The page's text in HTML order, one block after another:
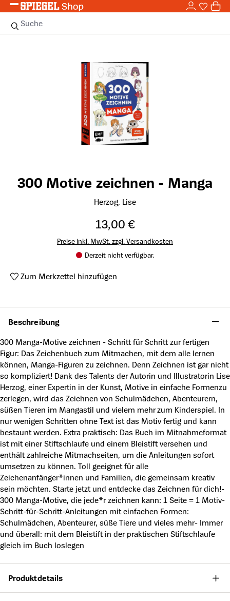
Zum Hauptinhalt springen 0
Suche
300 Motive zeichnen - Manga
Herzog, Lise
13,00 €
Preise inkl. MwSt. zzgl. Versandkosten
Derzeit nicht verfügbar.
Zum Merkzettel hinzufügen
Beschreibung
300 Manga-Motive zeichnen - Schritt für Schritt zur fertigen
Figur: Das Zeichenbuch zum Mitmachen, mit dem alle lernen
können, Manga-Figuren zu zeichnen. Denn Zeichnen ist gar nicht
so kompliziert! Dank des Talents der Autorin und Illustratorin Lise
Herzog, einer Expertin in der Kunst, Motive in einfache Formenzu
zerlegen, wird das Zeichnen von Schulmädchen, Abenteurern,
süßen Tieren im Mangastil und vielem mehr zum Kinderspiel. In
nur wenigen Schritten ohne Text ist das Motiv fertig und kann
bestaunt werden. Extra praktisch: Das Buch im Mitnahmeformat
ist mit einer Stiftschlaufe und einem Bleistift versehen und
enthält zahlreiche Mitmachseiten, um die Anleitungen sofort
umsetzen zu können. Toll geeignet für alle
Zeichenanfänger*innen und Familien, die gemeinsam kreativ
sein möchten. Starte jetzt und entdecke das Zeichnen für dich!-
300 Manga-Motive, die jede*r zeichnen kann: 1 Seite = 1 Motiv-
Schritt-für-Schritt-Anleitungen mit einfachen Formen:
Schulmädchen, Abenteurer, süße Tiere und vieles mehr- Immer
und überall: mit dem Bleistift in der praktischen Stiftschlaufe
gleich im Buch loslegen
Produktdetails